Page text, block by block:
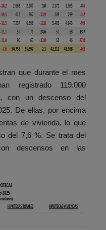
que durante el mes
registrado 119.000
con un descenso del
De ellas, por encima
de vivienda, lo que
del 7,6 %. Se trata del
descensos en las